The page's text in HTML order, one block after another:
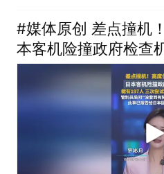
#媒体原创 差点撞机
本客机险撞政府检查
人，三次尝试才安全